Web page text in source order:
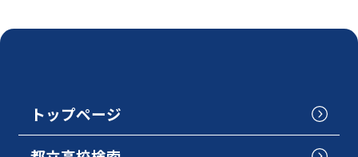
トップページ